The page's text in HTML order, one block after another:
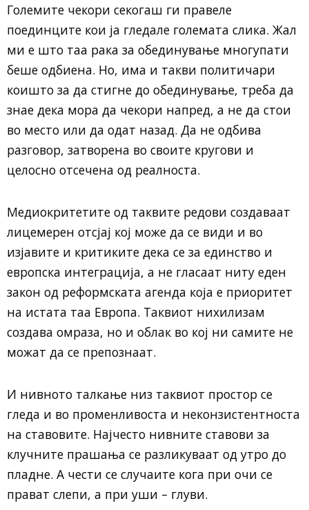
Големите чекори секогаш ги правеле
поединците кои ја гледале големата слика. Жал
ми е што таа рака за обединување многупати
беше одбиена. Но, има и такви политичари
коишто за да стигне до обединување, треба да
знае дека мора да чекори напред, а не да стои
во место или да одат назад. Да не одбива
разговор, затворена во своите кругови и
целосно отсечена од реалноста.
Медиокритетите од таквите редови создаваат
лицемерен отсјај кој може да се види и во
изјавите и критиките дека се за единство и
европска интеграција, а не гласаат ниту еден
закон од реформската агенда која е приоритет
на истата таа Европа. Таквиот нихилизам
создава омраза, но и облак во кој ни самите не
можат да се препознаат.
И нивното талкање низ таквиот простор се
гледа и во променливоста и неконзистентноста
на ставовите. Најчесто нивните ставови за
клучните прашања се разликуваат од утро до
пладне. А чести се случаите кога при очи се
прават слепи, а при уши – глуви.